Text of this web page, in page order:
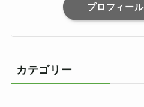
プロフィー
カテゴリー